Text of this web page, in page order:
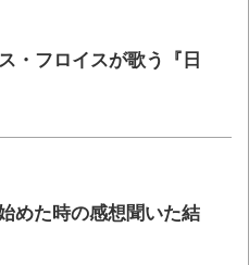
・フロイスが歌う『日
めた時の感想聞いた結